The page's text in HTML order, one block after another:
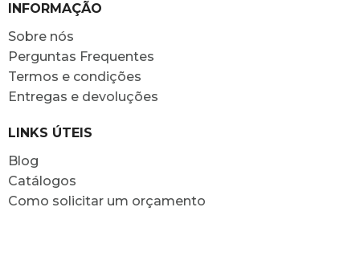
INFORMAÇÃO
Sobre nós
Perguntas Frequentes
Termos e condições
Entregas e devoluções
LINKS ÚTEIS
Blog
Catálogos
Como solicitar um orçamento